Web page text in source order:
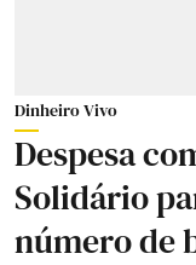
Dinheiro Vivo
Despesa
Solidário
número de